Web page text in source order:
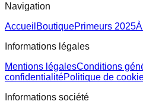
Navigation
Accueil BoutiquePrimeurs 2025
Informations légales
Mentions légalesConditions
confidentialitéPolitique de
Informations société